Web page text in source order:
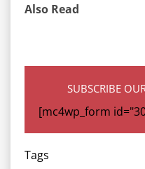
Also Read
SUBSCRIBE
[mc4wp_form
Tags